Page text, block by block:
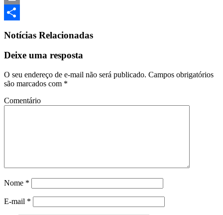
Print
Notícias Relacionadas
Deixe uma resposta
O seu endereço de e-mail não será publicado. Campos obrigatórios
são marcados com *
Comentário
Nome *
E-mail *